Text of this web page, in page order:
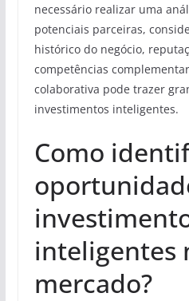
necessário realizar uma
potenciais parceiras,
histórico do negócio,
competências
colaborativa pode trazer
investimentos inteligentes.
Como
inteligentes
mercado?